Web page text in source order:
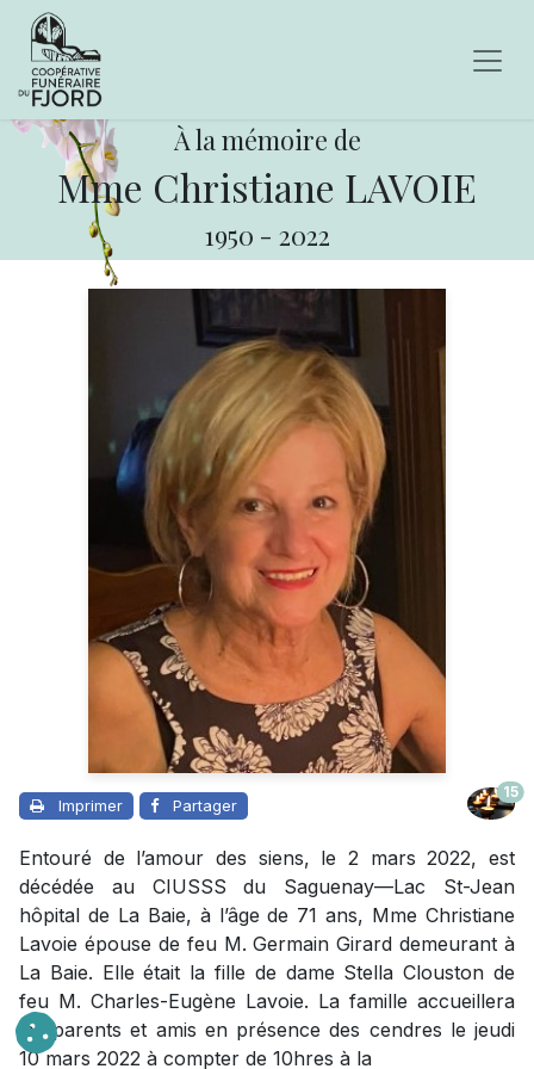
À la mémoire de
Mme Christiane LAVOIE
1950 - 2022
Imprimer Partager
15
Entouré de l’amour des siens, le 2 mars 2022, est
décédée au CIUSSS du Saguenay—Lac St-Jean
hôpital de La Baie, à l’âge de 71 ans, Mme Christiane
Lavoie épouse de feu M. Germain Girard demeurant à
La Baie. Elle était la fille de dame Stella Clouston de
feu M. Charles-Eugène Lavoie. La famille accueillera
les parents et amis en présence des cendres le jeudi
10 mars 2022 à compter de 10hres à la